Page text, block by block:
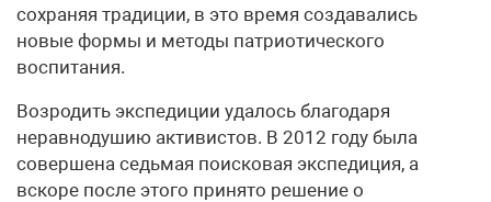
сохраняя традиции, в это время создавались
новые формы и методы патриотического
воспитания.
Возродить экспедиции удалось благодаря
неравнодушию активистов. В 2012 году была
совершена седьмая поисковая экспедиция, а
вскоре после этого принято решение о